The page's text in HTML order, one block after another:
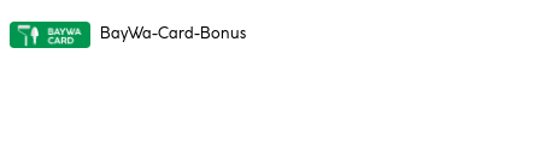
BayWa-Card-Bonus